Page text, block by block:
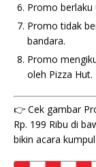
Promo berlaku
Promo tidak
bandara.
Promo
oleh Pizza Hut.
👉 Cek gambar
Rp. 199 Ribu di
bikin acara